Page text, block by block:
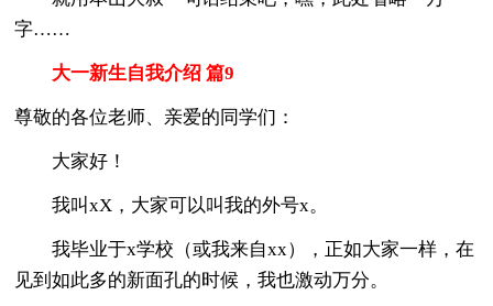
字……
大一新生自我介绍 篇9
尊敬的各位老师、亲爱的同学们：
大家好！
我叫xX，大家可以叫我的外号x。
我毕业于x学校（或我来自xx），正如大家一样，在
见到如此多的新面孔的时候，我也激动万分。